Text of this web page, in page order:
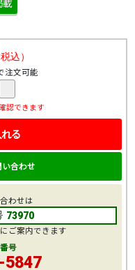
税込）
注文可能
認できます
る
合わせ
わせは
73970
ご案内できます
号
5847